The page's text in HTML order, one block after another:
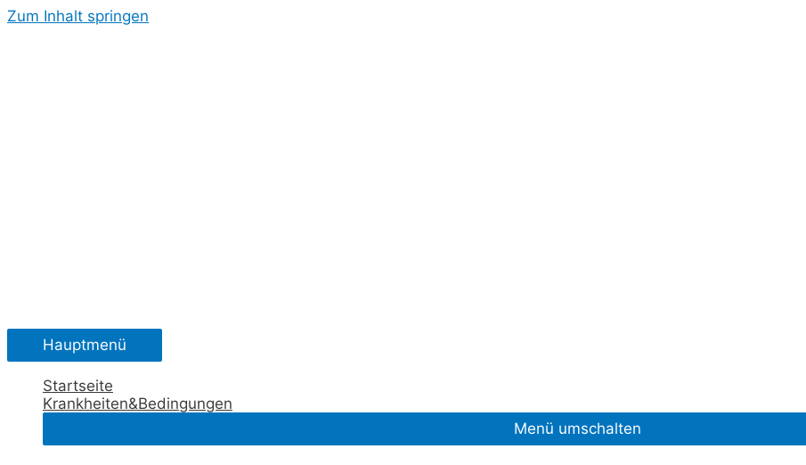
Zum Inhalt springen
Hauptmenü
Startseite
Krankheiten&Bedingungen
Menü umschalten